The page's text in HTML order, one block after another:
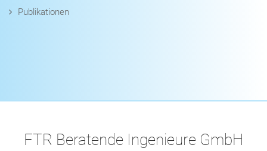
Publikationen
FTR Beratende Ingenieure GmbH